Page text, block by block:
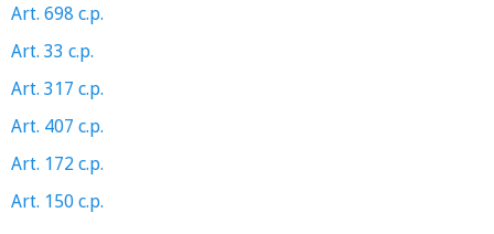
Art. 698 c.p.
Art. 33 c.p.
Art. 317 c.p.
Art. 407 c.p.
Art. 172 c.p.
Art. 150 c.p.